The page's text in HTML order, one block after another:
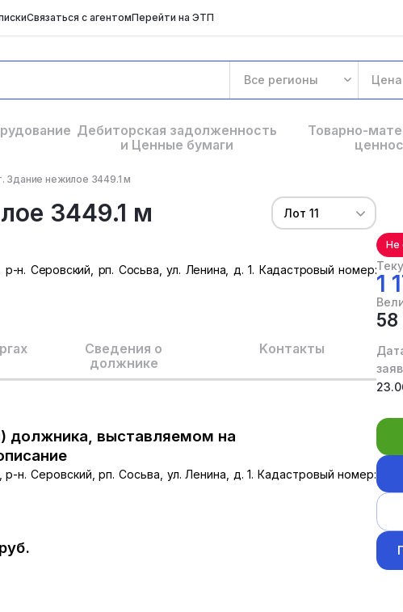
Связаться с агентомПерейти на ЭТП
Все регионы Цена
Дебиторская задолженность
и Ценные бумаги
Товарно-
Здание нежилое 3449.1 м
3449.1 м Лот 11
н. Серовский, рп. Сосьва, ул. Ленина, д. 1. Кадастровый номер:
Сведения о
должнике
Kонтакты
должника, выставляемом на
н. Серовский, рп. Сосьва, ул. Ленина, д. 1. Кадастровый номер:
Не
1